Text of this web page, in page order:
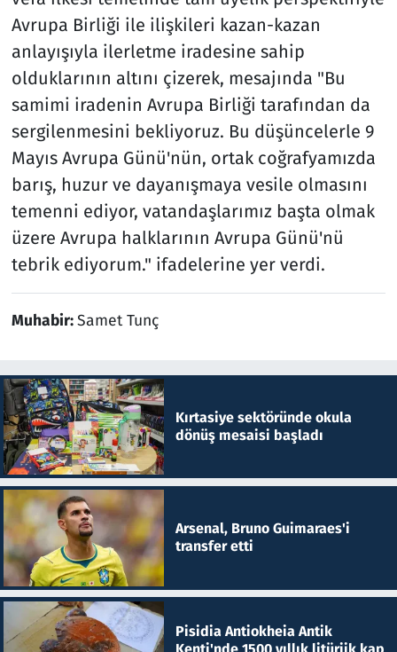
Avrupa Birliği ile ilişkileri kazan-kazan
anlayışıyla ilerletme iradesine sahip
olduklarının altını çizerek, mesajında "Bu
samimi iradenin Avrupa Birliği tarafından da
sergilenmesini bekliyoruz. Bu düşüncelerle 9
Mayıs Avrupa Günü'nün, ortak coğrafyamızda
barış, huzur ve dayanışmaya vesile olmasını
temenni ediyor, vatandaşlarımız başta olmak
üzere Avrupa halklarının Avrupa Günü'nü
tebrik ediyorum." ifadelerine yer verdi.
Muhabir:Samet Tunç
Kırtasiye sektöründe okula
dönüş mesaisi başladı
Arsenal, Bruno Guimaraes'i
transfer etti
Pisidia Antiokheia Antik
Kenti'nde 1500 yıllık litürjik kap